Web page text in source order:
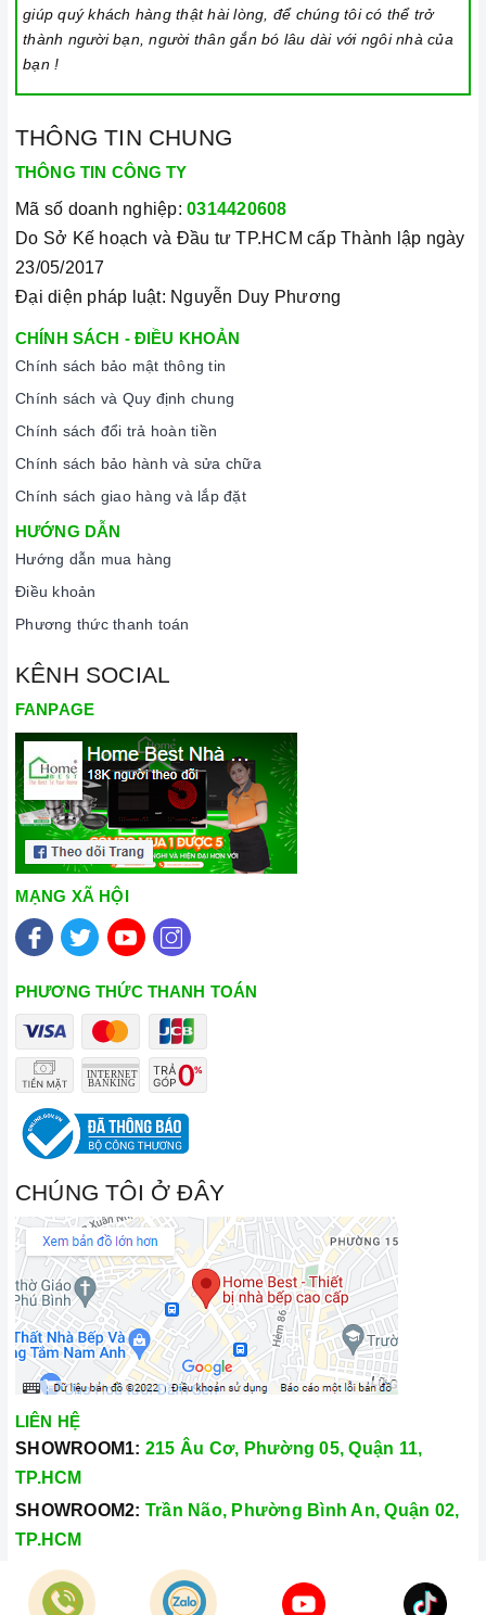
giúp quý khách hàng thật hài lòng, để chúng tôi có thể trở
thành người bạn, người thân gắn bó lâu dài với ngôi nhà của
bạn !
THÔNG TIN CHUNG
THÔNG TIN CÔNG TY
Mã số doanh nghiệp: 0314420608
Do Sở Kế hoạch và Đầu tư TP.HCM cấp Thành lập ngày
23/05/2017
Đại diện pháp luật: Nguyễn Duy Phương
CHÍNH SÁCH - ĐIỀU KHOẢN
Chính sách bảo mật thông tin
Chính sách và Quy định chung
Chính sách đổi trả hoàn tiền
Chính sách bảo hành và sửa chữa
Chính sách giao hàng và lắp đặt
HƯỚNG DẪN
Hướng dẫn mua hàng
Điều khoản
Phương thức thanh toán
KÊNH SOCIAL
FANPAGE
MẠNG XÃ HỘI
PHƯƠNG THỨC THANH TOÁN
CHÚNG TÔI Ở ĐÂY
LIÊN HỆ
SHOWROOM1: 215 Âu Cơ, Phường 05, Quận 11,
TP.HCM
SHOWROOM2: Trần Não, Phường Bình An, Quận 02,
TP.HCM
Hotline:
028.66.79.8989
Khiếu nại: 0933.800.899